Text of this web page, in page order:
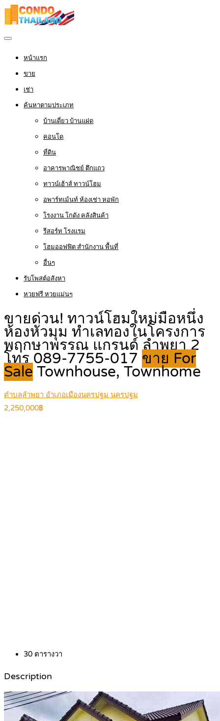
หน้าแรก
ขาย
เช่า
ค้นหาตามประเภท
บ้านเดี่ยว บ้านแฝด
คอนโด
ที่ดิน
อาคารพาณิชย์ ตึกแถว
ทาวน์เฮ้าส์ ทาวน์โฮม
อพาร์ทเม้นท์ ห้องเช่า หอพัก
โรงงาน โกดัง คลังสินค้า
รีสอร์ท โรงแรม
โฮมออฟฟิต สำนักงาน พื้นที่
อื่นๆ
รับโพสต์อสังหา
หวยฟรี หวยแม่นๆ
ขายด่วน! ทาวน์โฮมใหม่มือหนึ่ง
ห้องหัวมุม ทำเลทองในโครงการ
พฤกษาพรรณ แกรนด์ ลำพยา 2
โทร 089-7755-017 ขาย For
Sale Townhouse, Townhome
ตำบลลำพยา อำเภอเมืองนครปฐม นครปฐม
2,250,000฿
30 ตารางวา
Description